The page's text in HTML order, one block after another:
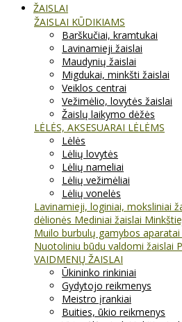
ŽAISLAI
ŽAISLAI KŪDIKIAMS
Barškučiai, kramtukai
Lavinamieji žaislai
Maudynių žaislai
Migdukai, minkšti žaislai
Veiklos centrai
Vežimėlio, lovytės žaislai
Žaislų laikymo dėžės
LĖLĖS, AKSESUARAI LĖLĖMS
Lėlės
Lėlių lovytės
Lėlių nameliai
Lėlių vežimėliai
Lėlių vonelės
Lavinamieji, loginiai, moksliniai
dėlionės Mediniai žaislai
Muilo burbulų gamybos aparatai
Nuotoliniu būdu valdomi žaislai
VAIDMENŲ ŽAISLAI
Ūkininko rinkiniai
Gydytojo reikmenys
Meistro įrankiai
Buities, ūkio reikmenys